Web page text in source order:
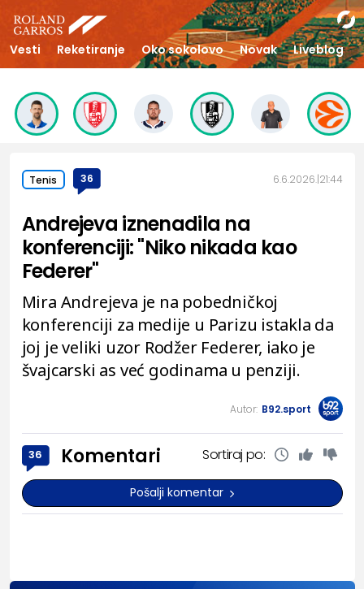
Vesti Reketiranje Oko sokolovo Novak Liveblog
Tenis 36 6.6.2026. 21:44
Andrejeva iznenadila na
konferenciji: "Niko nikada kao
Federer"
Mira Andrejeva je na pobedničkoj
konferenciji za medije u Parizu istakla da
joj je veliki uzor Rodžer Federer, iako je
švajcarski as već godinama u penziji.
Autor: B92.sport
36 Komentari Sortiraj po:
Pošalji komentar